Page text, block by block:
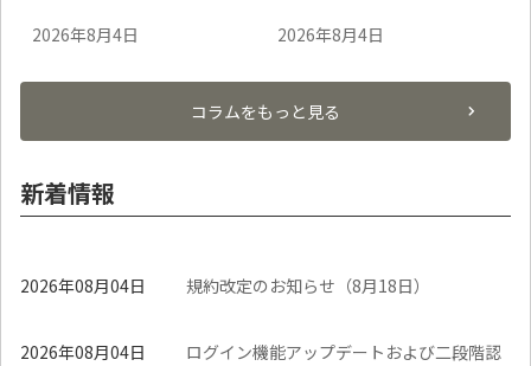
2026年8月4日
2026年8月4日
コラムをもっと見る
新着情報
2026年08月04日 規約改定のお知らせ（8月18日）
2026年08月04日
ログイン機能アップデートおよび二段階認